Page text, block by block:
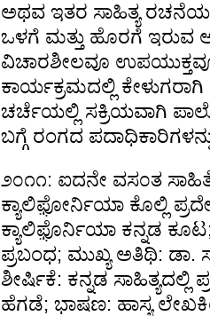
ಅಥವ ಇತರ ಸಾಹಿತ್ಯ
ಒಳಗೆ ಮತ್ತು ಹೊರಗೆ ಇರುವ
ವಿಚಾರಶೀಲವೂ
ಕಾರ್ಯಕ್ರಮದಲ್ಲಿ ಕೇಳುಗರಾಗಿ
ಚರ್ಚೆಯಲ್ಲಿ ಸಕ್ರಿಯವಾಗಿ
ಬಗ್ಗೆ ರಂಗದ
೨೦೧೧: ಐದನೇ ವಸ೦ತ
ಕ್ಯಾಲಿಫ಼ೋರ್ನಿಯಾ ಕೊಲ್ಲಿ
ಕ್ಯಾಲಿಫ಼ೊರ್ನಿಯಾ ಕನ್ನಡ
ಪ್ರಬಂಧ; ಮುಖ್ಯ ಅತಿಥಿ: ಡಾ.
ಶೀರ್ಷಿಕೆ: ಕನ್ನಡ ಸಾಹಿತ್ಯದಲ್ಲಿ
ಹೆಗಡೆ; ಭಾಷಣ: ಹಾಸ್ಯ